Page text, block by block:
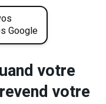
Google
votre
votre